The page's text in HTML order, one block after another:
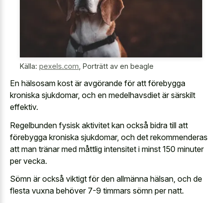
Källa: pexels.com Porträtt av en beagle
En hälsosam kost är avgörande för att förebygga
kroniska sjukdomar, och en medelhavsdiet är särskilt
effektiv.
Regelbunden fysisk aktivitet kan också bidra till att
förebygga kroniska sjukdomar, och det rekommenderas
att man tränar med måttlig intensitet i minst 150 minuter
per vecka.
Sömn är också viktigt för den allmänna hälsan, och de
flesta vuxna behöver 7-9 timmars sömn per natt.